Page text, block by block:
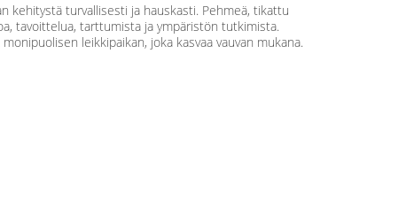
kehitystä turvallisesti ja hauskasti. Pehmeä, tikattu
tavoittelua, tarttumista ja ympäristön tutkimista.
leikkipaikan, joka kasvaa vauvan mukana.